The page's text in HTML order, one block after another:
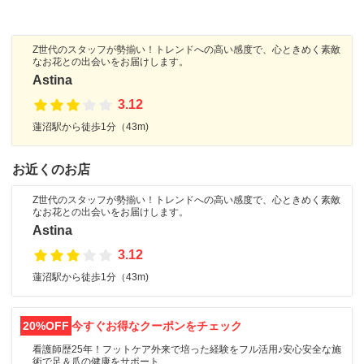
Z世代のスタッフが勢揃い！トレンドへの高い感度で、心ときめく素敵
なお花との出会いをお届けします。
Astina
3.12
蓮沼駅から徒歩1分（43m)
お近くのお店
Z世代のスタッフが勢揃い！トレンドへの高い感度で、心ときめく素敵
なお花との出会いをお届けします。
Astina
3.12
蓮沼駅から徒歩1分（43m)
20%OFF 今すぐお得なクーポンをチェック
看護師歴25年！フットケア外来で培った経験をフル活用♪安心安全な施
術で足＆爪の健康をサポート